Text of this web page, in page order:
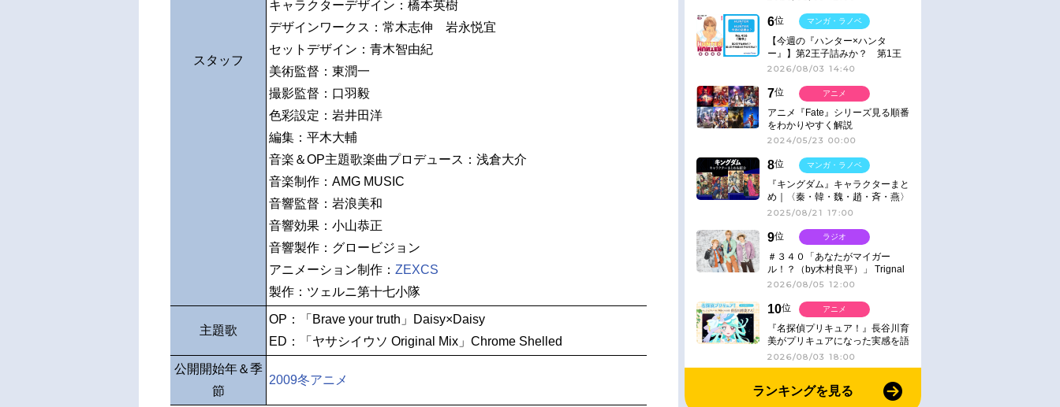
スタッフ
キャラクターデザイン：橋本英樹
デザインワークス：常木志伸 岩永悦宜
セットデザイン：青木智由紀
美術監督：東潤一
撮影監督：口羽毅
色彩設定：岩井田洋
編集：平木大輔
音楽＆OP主題歌楽曲プロデュース：浅倉大介
音楽制作：AMG MUSIC
音響監督：岩浪美和
音響効果：小山恭正
音響製作：グロービジョン
アニメーション制作： ZEXCS
製作：ツェルニ第十七小隊
主題歌
OP：「Brave your truth」Daisy×Daisy
ED：「ヤサシイウソ Original Mix」Chrome Shelled
公開開始年＆季
節
2009冬アニメ
6位
【今週の『ハンター×ハンタ
ー』】第2王子詰みか？ 第1王
子と第4王子が対峙「発令」＜
2026/08/03 14:40
マンガ・ラノベ
7位
アニメ『Fate』シリーズ見る順番
をわかりやすく解説
2024/05/23 00:00
アニメ
8位
『キングダム』キャラクターまと
め｜〈秦・韓・魏・趙・斉・燕〉
2025/08/21 17:00
マンガ・ラノベ
9位
＃３４０「あなたがマイガー
ル！？（by木村良平）」 Trignal
のキラキラ☆ビートＲ
2026/08/05 12:00
ラジオ
10位
『名探偵プリキュア！』長谷川育
美がプリキュアになった実感を語
る【インタビュー】
2026/08/03 18:00
アニメ
ランキングを見る